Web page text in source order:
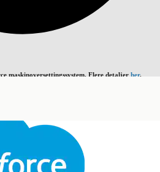
maskinoversettingssystem. Flere detaljer her.